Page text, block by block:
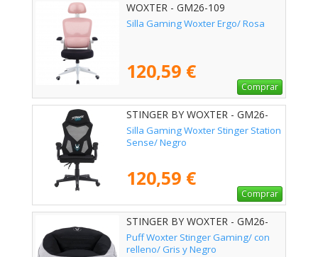
WOXTER - GM26-109
Silla Gaming Woxter Ergo/ Rosa
120,59 €
Comprar
STINGER BY WOXTER - GM26-
124
Silla Gaming Woxter Stinger Station
Sense/ Negro
120,59 €
Comprar
STINGER BY WOXTER - GM26-
116
Puff Woxter Stinger Gaming/ con
relleno/ Gris y Negro